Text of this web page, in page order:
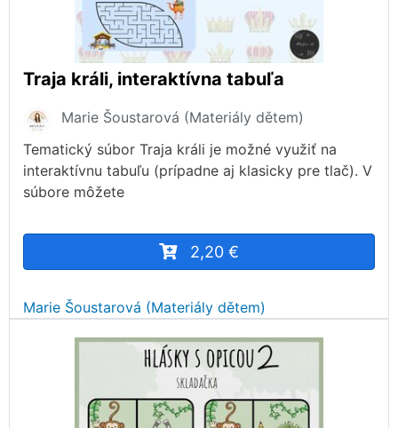
Traja králi, interaktívna tabuľa
Marie Šoustarová (Materiály dětem)
Tematický súbor Traja králi je možné využiť na
interaktívnu tabuľu (prípadne aj klasicky pre tlač). V
súbore môžete
2,20 €
Marie Šoustarová (Materiály dětem)